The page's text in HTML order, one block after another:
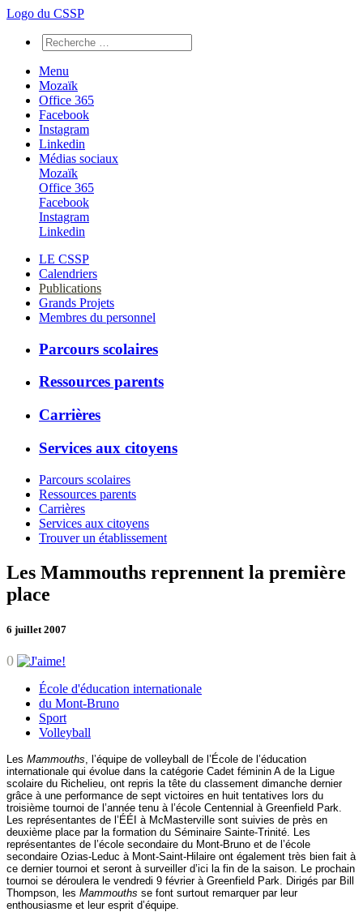
Logo du CSSP
Menu
Mozaïk
Office 365
Facebook
Instagram
Linkedin
Médias sociaux
Mozaïk
Office 365
Facebook
Instagram
Linkedin
LE CSSP
Calendriers
Publications
Grands Projets
Membres du personnel
Parcours scolaires
Ressources parents
Carrières
Services aux citoyens
Parcours scolaires
Ressources parents
Carrières
Services aux citoyens
Trouver un établissement
Les Mammouths reprennent la première
place
6 juillet 2007
0
École d'éducation internationale
du Mont-Bruno
Sport
Volleyball
Les Mammouths , l’équipe de volleyball de l’École de l’éducation
internationale qui évolue dans la catégorie Cadet féminin A de la Ligue
scolaire du Richelieu, ont repris la tête du classement dimanche dernier
grâce à une performance de sept victoires en huit tentatives lors du
troisième tournoi de l’année tenu à l’école Centennial à Greenfield Park.
Les représentantes de l’ÉÉI à McMasterville sont suivies de près en
deuxième place par la formation du Séminaire Sainte-Trinité. Les
représentantes de l’école secondaire du Mont-Bruno et de l’école
secondaire Ozias-Leduc à Mont-Saint-Hilaire ont également très bien fait à
ce dernier tournoi et seront à surveiller d’ici la fin de la saison. Le prochain
tournoi se déroulera le vendredi 9 février à Greenfield Park. Dirigés par Bill
Thompson, les Mammouths se font surtout remarquer par leur
enthousiasme et leur esprit d’équipe.